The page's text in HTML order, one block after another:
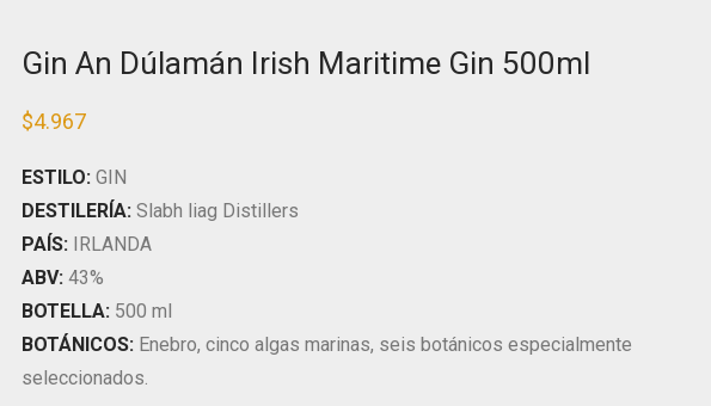
Gin An Dúlamán Irish Maritime Gin 500ml
$4.967
ESTILO: GIN
DESTILERÍA: Slabh liag Distillers
PAÍS: IRLANDA
ABV: 43%
BOTELLA: 500 ml
BOTÁNICOS: Enebro, cinco algas marinas, seis botánicos especialmente
seleccionados.